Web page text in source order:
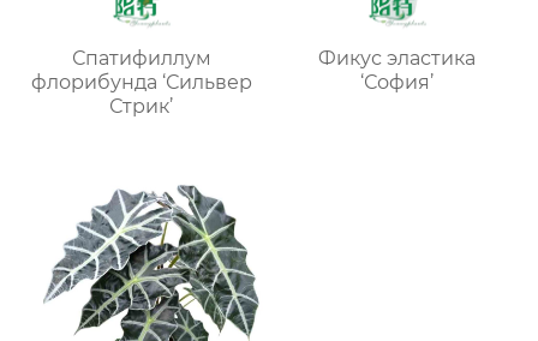
Спатифиллум
флорибунда ‘Сильвер
Стрик’
Фикус эластика
‘София’